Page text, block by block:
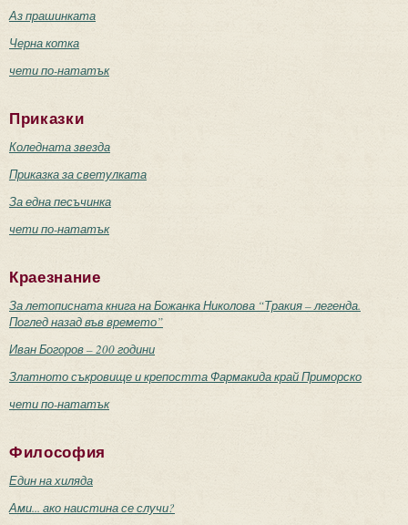
Аз прашинката
Черна котка
чети по-нататък
Приказки
Коледната звезда
Приказка за светулката
За една песъчинка
чети по-нататък
Краезнание
За летописната книга на Божанка Николова “Тракия – легенда.
Поглед назад във времето”
Иван Богоров – 200 години
Златното съкровище и крепостта Фармакида край Приморско
чети по-нататък
Философия
Един на хиляда
Ами... ако наистина се случи?